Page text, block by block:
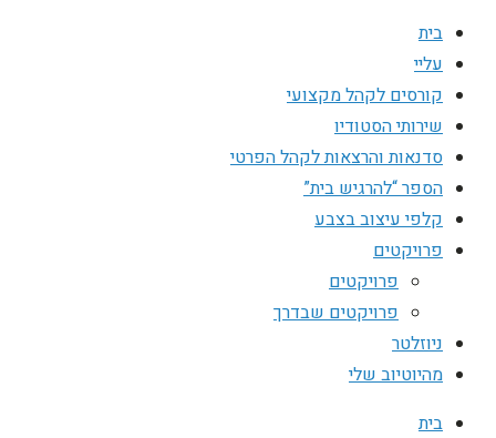
בית
עליי
קורסים לקהל מקצועי
שירותי הסטודיו
סדנאות והרצאות לקהל הפרטי
הספר “להרגיש בית”
קלפי עיצוב בצבע
פרויקטים
פרויקטים
פרויקטים שבדרך
ניוזלטר
מהיוטיוב שלי
בית